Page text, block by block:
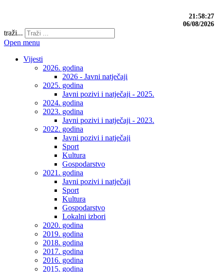
21:58:28
06/08/2026
traži...
Open menu
Vijesti
2026. godina
2026 - Javni natječaji
2025. godina
Javni pozivi i natječaji - 2025.
2024. godina
2023. godina
Javni pozivi i natječaji - 2023.
2022. godina
Javni pozivi i natječaji
Sport
Kultura
Gospodarstvo
2021. godina
Javni pozivi i natječaji
Sport
Kultura
Gospodarstvo
Lokalni izbori
2020. godina
2019. godina
2018. godina
2017. godina
2016. godina
2015. godina